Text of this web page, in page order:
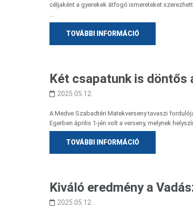
céljaként a gyerekek átfogó ismereteket
TOVÁBBI INFORMÁCIÓ
Két csapatunk is döntős
2025.05.12.
A Medve Szabadtéri Matekverseny tavaszi
Egerben április 1-jén volt a verseny, melynek
TOVÁBBI INFORMÁCIÓ
Kiváló eredmény a
2025.05.12.